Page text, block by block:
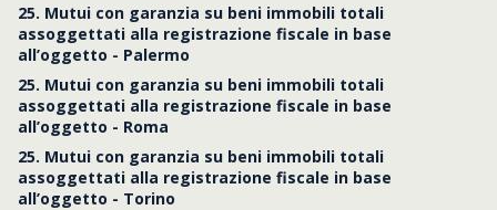
25. Mutui con garanzia su beni immobili totali
assoggettati alla registrazione fiscale in base
all’oggetto - Palermo
25. Mutui con garanzia su beni immobili totali
assoggettati alla registrazione fiscale in base
all’oggetto - Roma
25. Mutui con garanzia su beni immobili totali
assoggettati alla registrazione fiscale in base
all’oggetto - Torino